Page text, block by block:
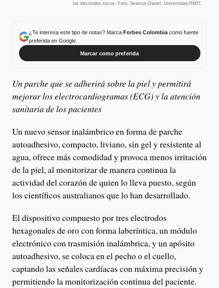
los electrodos secos. Foto: Seamus Daniel, Universidad RMIT.
¿Te interesa este tipo de notas? Marca Forbes Colombiacomo fuente
preferida en Google.
Marcar como preferida
Un parche que se adherirá sobre la piel y permitirá
mejorar los electrocardiogramas (ECG) y la atención
sanitaria de los pacientes
Un nuevo sensor inalámbrico en forma de parche
autoadhesivo, compacto, liviano, sin gel y resistente al
agua, ofrece más comodidad y provoca menos irritación
de la piel, al monitorizar de manera continua la
actividad del corazón de quien lo lleva puesto, según
los científicos australianos que lo han desarrollado.
El dispositivo compuesto por tres electrodos
hexagonales de oro con forma laberíntica, un módulo
electrónico con trasmisión inalámbrica, y un apósito
autoadhesivo, se coloca en el pecho o el cuello,
captando las señales cardíacas con máxima precisión y
permitiendo la monitorización continua del paciente.